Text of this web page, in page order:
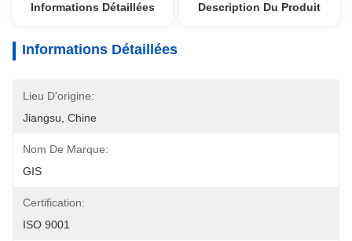
Informations Détaillées Description Du Produit
Informations Détaillées
Lieu D'origine:
Jiangsu, Chine
Nom De Marque:
GIS
Certification:
ISO 9001